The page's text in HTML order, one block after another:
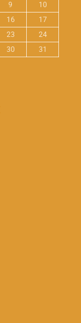
9
10
16
17
23
24
30 31